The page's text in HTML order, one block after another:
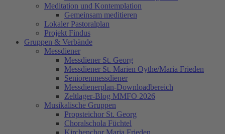
Meditation und Kontemplation
Gemeinsam meditieren
Lokaler Pastoralplan
Projekt Findus
Gruppen & Verbände
Messdiener
Messdiener St. Georg
Messdiener St. Marien Oythe/Maria Frieden
Seniorenmessdiener
Messdienerplan-Downloadbereich
Zeltlager-Blog MMFO 2026
Musikalische Gruppen
Propsteichor St. Georg
Choralschola Füchtel
Kirchenchor Maria Frieden